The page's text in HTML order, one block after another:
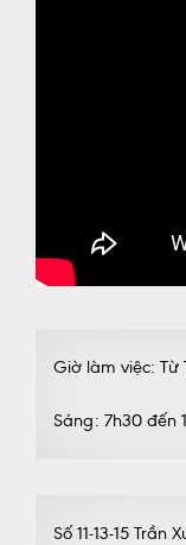
Giờ làm việc: Từ
Sáng: 7h30 đến
Số 11-13-15 Trần